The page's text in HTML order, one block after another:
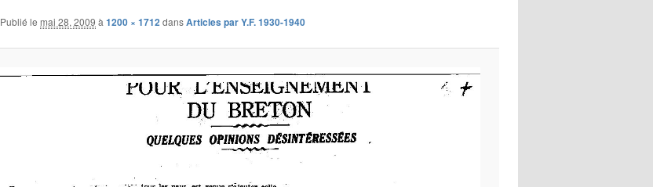
Publié le mai 28, 2009 à 1200 × 1712 dansArticles par Y.F. 1930-1940